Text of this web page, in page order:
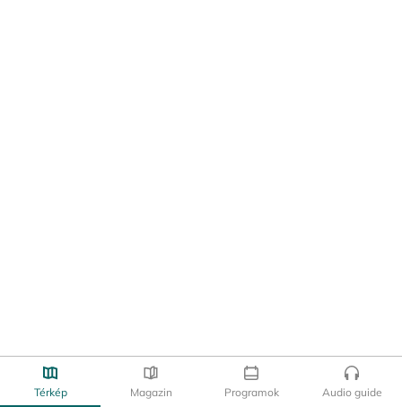
Térkép Magazin Programok Audio guide